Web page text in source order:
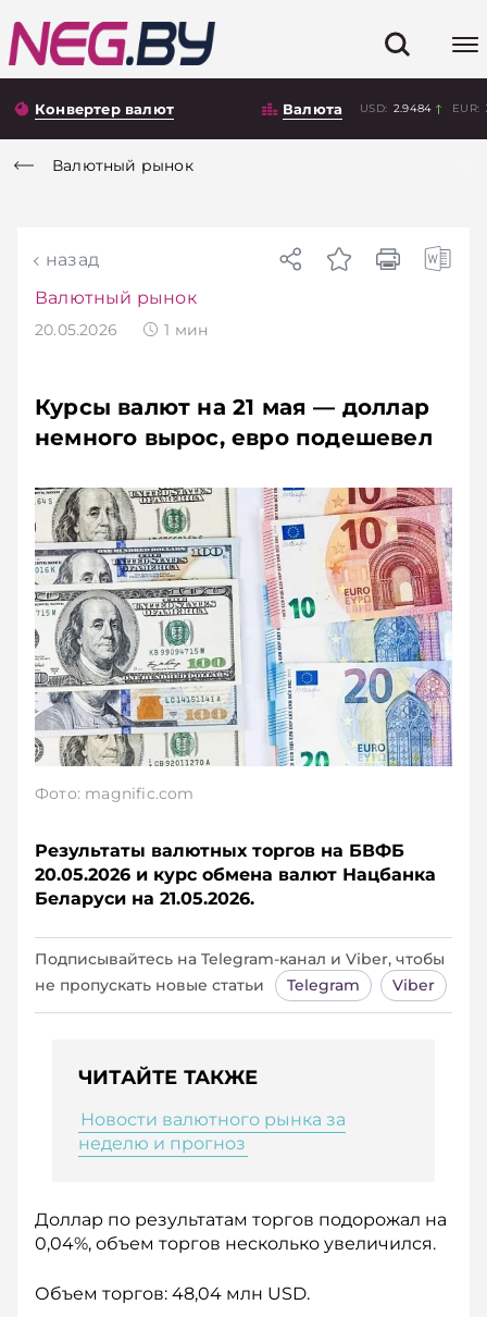
Конвертер валют Валюта USD: 2.9484 EUR:
Валютный рынок
назад
Валютный рынок
20.05.2026 1 мин
Курсы валют на 21 мая — доллар
немного вырос, евро подешевел
Фото: magnific.com
Результаты валютных торгов на БВФБ
20.05.2026 и курс обмена валют Нацбанка
Беларуси на 21.05.2026.
Подписывайтесь на Telegram‑канал и Viber, чтобы
не пропускать новые статьи
Telegram Viber
ЧИТАЙТЕ ТАКЖЕ
Новости валютного рынка за
неделю и прогноз
Доллар по результатам торгов подорожал на
0,04%, объем торгов несколько увеличился.
Объем торгов: 48,04 млн USD.